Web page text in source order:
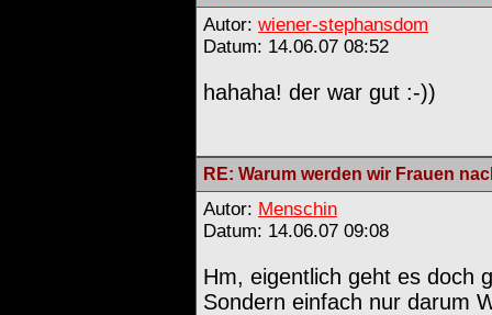
Autor: wiener-stephansdom
Datum: 14.06.07 08:52
hahaha! der war gut :-))
RE: Warum werden wir Frauen
Autor: Menschin
Datum: 14.06.07 09:08
Hm, eigentlich geht es doch
Sondern einfach nur darum